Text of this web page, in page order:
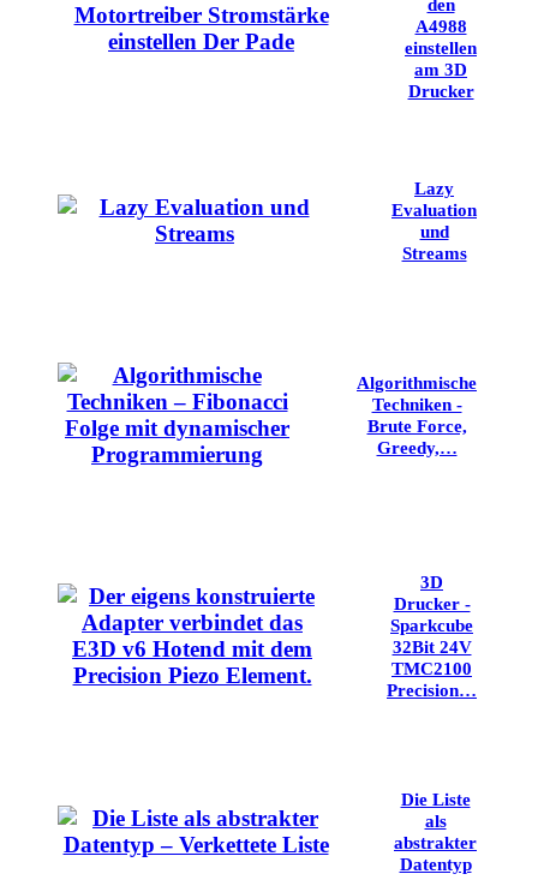
den
A4988
einstellen
am 3D
Drucker
Lazy
Evaluation
und
Streams
Algorithmische
Techniken -
Brute Force,
Greedy,…
3D
Drucker -
Sparkcube
32Bit 24V
TMC2100
Precision…
Die Liste
als
abstrakter
Datentyp